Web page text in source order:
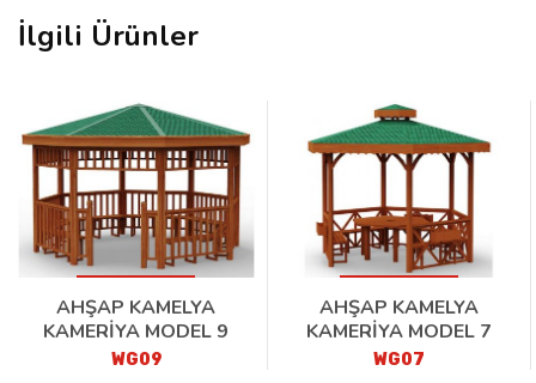
İlgili Ürünler
AHŞAP KAMELYA
KAMERİYA MODEL 9
WG09
AHŞAP KAMELYA
KAMERİYA MODEL 7
WG07